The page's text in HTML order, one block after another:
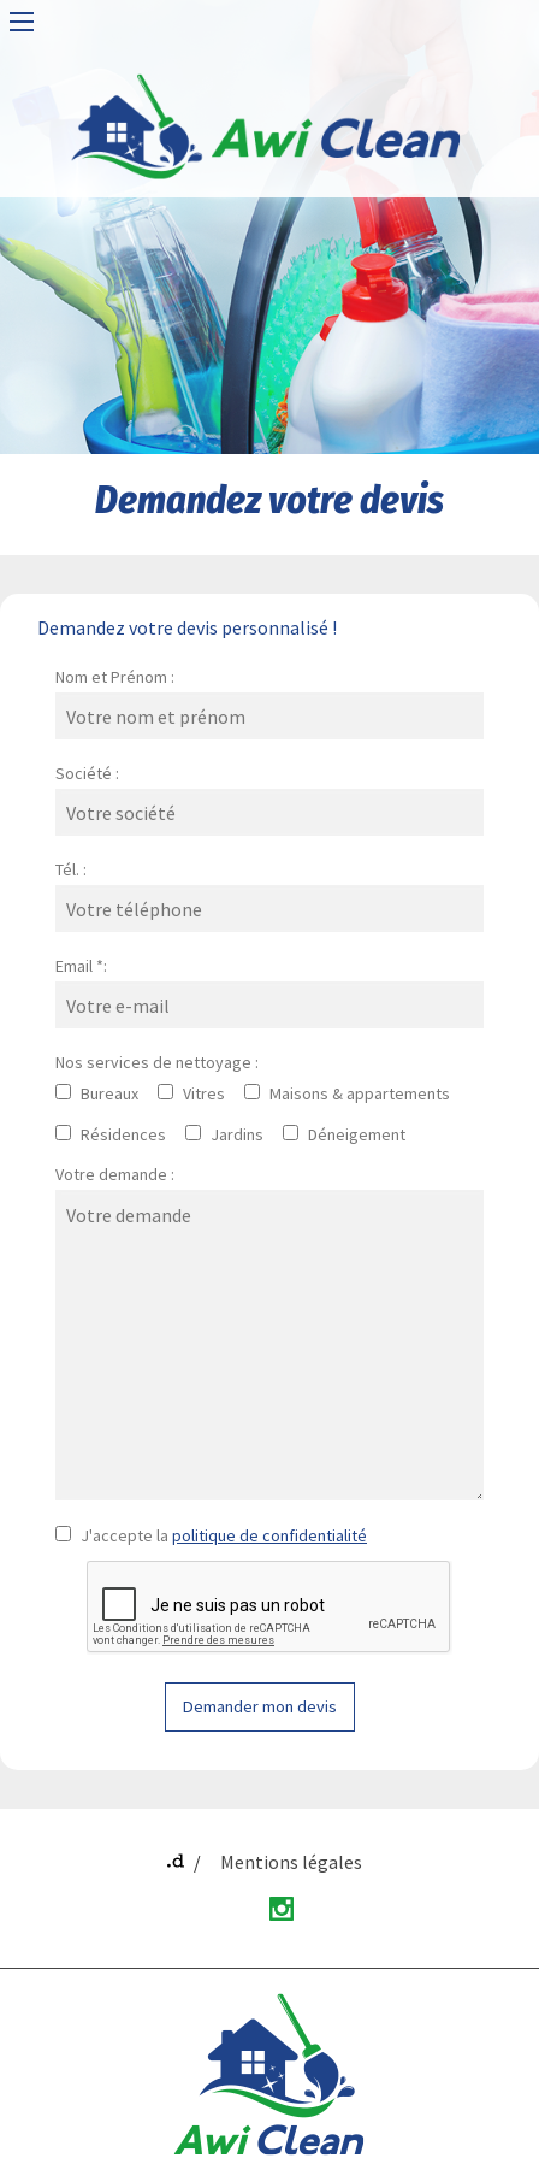
Demandez votre devis
Demandez votre devis personnalisé !
Nom et Prénom :
Société :
Tél. :
Email *:
Nos services de nettoyage :
Bureaux
Vitres
Maisons & appartements
Résidences
Jardins
Déneigement
Votre demande :
J'accepte la politique de confidentialité
Demander mon devis
Mentions légales